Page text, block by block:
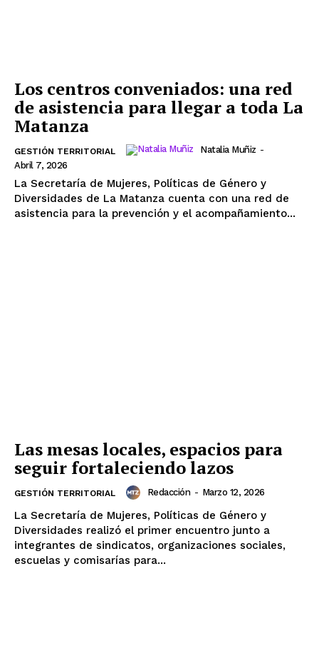
Los centros conveniados: una red
de asistencia para llegar a toda La
Matanza
GESTIÓN TERRITORIAL Natalia Muñiz -
Abril 7, 2026
La Secretaría de Mujeres, Políticas de Género y
Diversidades de La Matanza cuenta con una red de
asistencia para la prevención y el acompañamiento...
Las mesas locales, espacios para
seguir fortaleciendo lazos
GESTIÓN TERRITORIAL Redacción - Marzo 12, 2026
La Secretaría de Mujeres, Políticas de Género y
Diversidades realizó el primer encuentro junto a
integrantes de sindicatos, organizaciones sociales,
escuelas y comisarías para...